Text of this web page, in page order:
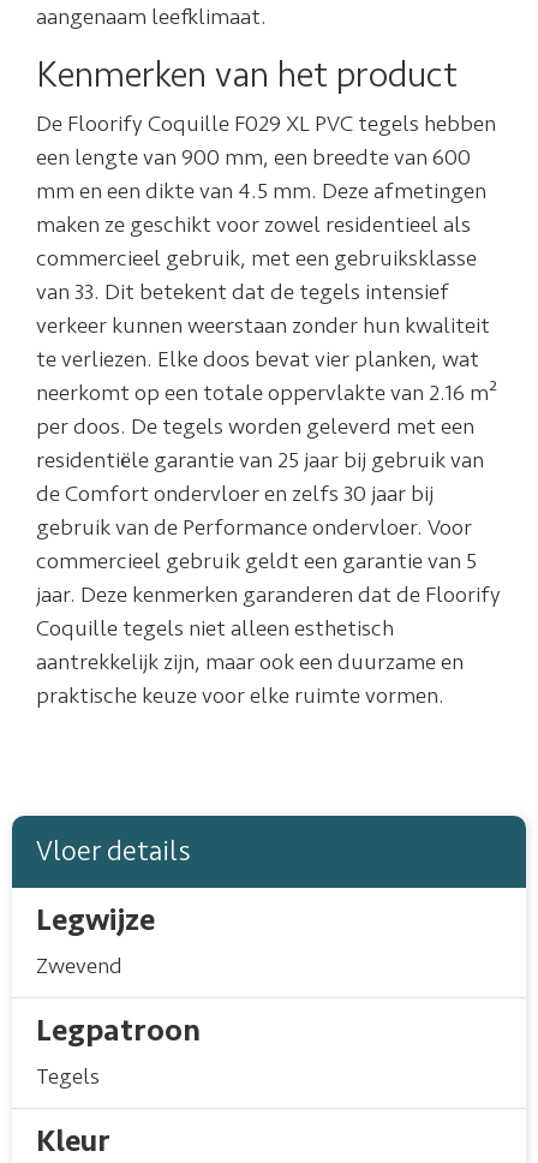
aangenaam leefklimaat.
Kenmerken van het product
De Floorify Coquille F029 XL PVC tegels hebben
een lengte van 900 mm, een breedte van 600
mm en een dikte van 4.5 mm. Deze afmetingen
maken ze geschikt voor zowel residentieel als
commercieel gebruik, met een gebruiksklasse
van 33. Dit betekent dat de tegels intensief
verkeer kunnen weerstaan zonder hun kwaliteit
te verliezen. Elke doos bevat vier planken, wat
neerkomt op een totale oppervlakte van 2.16 m²
per doos. De tegels worden geleverd met een
residentiële garantie van 25 jaar bij gebruik van
de Comfort ondervloer en zelfs 30 jaar bij
gebruik van de Performance ondervloer. Voor
commercieel gebruik geldt een garantie van 5
jaar. Deze kenmerken garanderen dat de Floorify
Coquille tegels niet alleen esthetisch
aantrekkelijk zijn, maar ook een duurzame en
praktische keuze voor elke ruimte vormen.
Vloer details
Legwijze
Zwevend
Legpatroon
Tegels
Kleur